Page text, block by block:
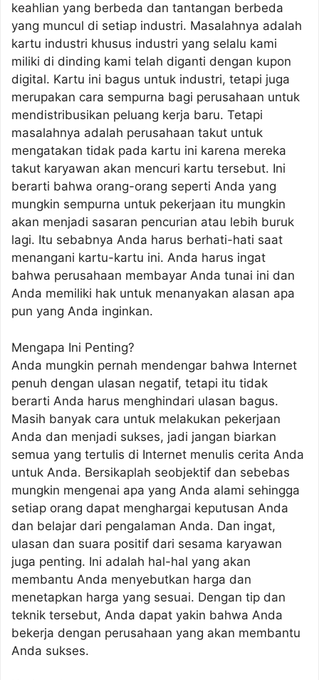
keahlian yang berbeda dan tantangan berbeda
yang muncul di setiap industri. Masalahnya adalah
kartu industri khusus industri yang selalu kami
miliki di dinding kami telah diganti dengan kupon
digital. Kartu ini bagus untuk industri, tetapi juga
merupakan cara sempurna bagi perusahaan untuk
mendistribusikan peluang kerja baru. Tetapi
masalahnya adalah perusahaan takut untuk
mengatakan tidak pada kartu ini karena mereka
takut karyawan akan mencuri kartu tersebut. Ini
berarti bahwa orang-orang seperti Anda yang
mungkin sempurna untuk pekerjaan itu mungkin
akan menjadi sasaran pencurian atau lebih buruk
lagi. Itu sebabnya Anda harus berhati-hati saat
menangani kartu-kartu ini. Anda harus ingat
bahwa perusahaan membayar Anda tunai ini dan
Anda memiliki hak untuk menanyakan alasan apa
pun yang Anda inginkan.
Mengapa Ini Penting?
Anda mungkin pernah mendengar bahwa Internet
penuh dengan ulasan negatif, tetapi itu tidak
berarti Anda harus menghindari ulasan bagus.
Masih banyak cara untuk melakukan pekerjaan
Anda dan menjadi sukses, jadi jangan biarkan
semua yang tertulis di Internet menulis cerita Anda
untuk Anda. Bersikaplah seobjektif dan sebebas
mungkin mengenai apa yang Anda alami sehingga
setiap orang dapat menghargai keputusan Anda
dan belajar dari pengalaman Anda. Dan ingat,
ulasan dan suara positif dari sesama karyawan
juga penting. Ini adalah hal-hal yang akan
membantu Anda menyebutkan harga dan
menetapkan harga yang sesuai. Dengan tip dan
teknik tersebut, Anda dapat yakin bahwa Anda
bekerja dengan perusahaan yang akan membantu
Anda sukses.